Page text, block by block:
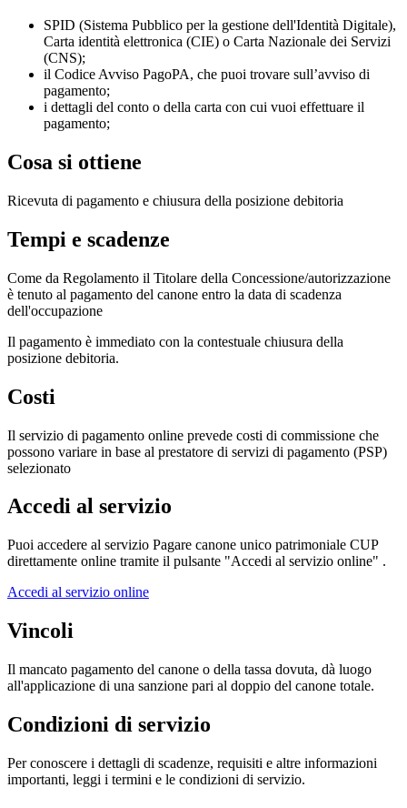
SPID (Sistema Pubblico per la gestione dell'Identità Digitale),
Carta identità elettronica (CIE) o Carta Nazionale dei Servizi
(CNS);
il Codice Avviso PagoPA, che puoi trovare sull’avviso di
pagamento;
i dettagli del conto o della carta con cui vuoi effettuare il
pagamento;
Cosa si ottiene
Ricevuta di pagamento e chiusura della posizione debitoria
Tempi e scadenze
Come da Regolamento il Titolare della Concessione/autorizzazione
è tenuto al pagamento del canone entro la data di scadenza
dell'occupazione
Il pagamento è immediato con la contestuale chiusura della
posizione debitoria.
Costi
Il servizio di pagamento online prevede costi di commissione che
possono variare in base al prestatore di servizi di pagamento (PSP)
selezionato
Accedi al servizio
Puoi accedere al servizio Pagare canone unico patrimoniale CUP
direttamente online tramite il pulsante "Accedi al servizio online" .
Accedi al servizio online
Vincoli
Il mancato pagamento del canone o della tassa dovuta, dà luogo
all'applicazione di una sanzione pari al doppio del canone totale.
Condizioni di servizio
Per conoscere i dettagli di scadenze, requisiti e altre informazioni
importanti, leggi i termini e le condizioni di servizio.